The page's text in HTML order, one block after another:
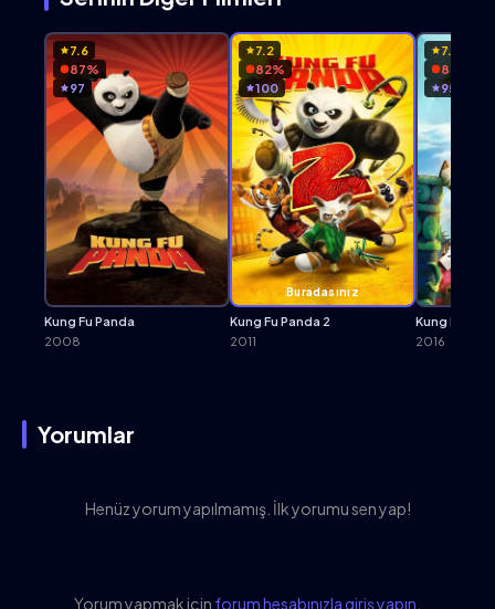
7.6
87%
97
Kung Fu Panda
2008
Buradasınız
7.2
82%
100
Kung Fu Panda 2
2011
7.1
87%
95
Kung Fu
2016
Yorumlar
Henüz yorum yapılmamış. İlk yorumu sen yap!
Yorum yapmak için forum hesabınızla giriş yapın